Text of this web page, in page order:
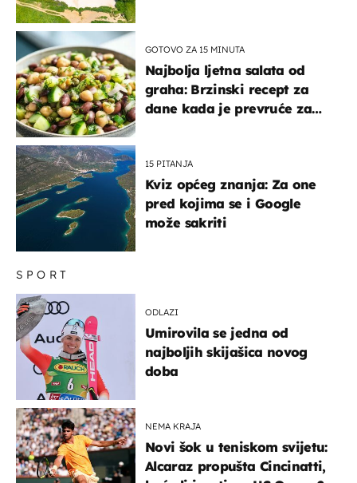
SPORT
ODLAZI
Umirovila se jedna od
najboljih skijašica novog
doba
NEMA KRAJA
Novi šok u teniskom svijetu:
Alcaraz propušta Cincinatti,
GOTOVO ZA 15 MINUTA
Najbolja ljetna salata od
graha: Brzinski recept za
dane kada je prevruće za
15 PITANJA
Kviz općeg znanja: Za one
pred kojima se i Google
može sakriti